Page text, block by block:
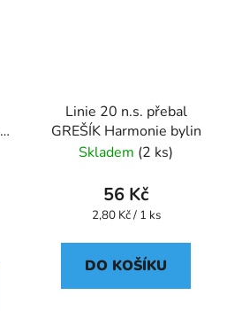
Linie 20 n.s. přebal
GREŠÍK Harmonie bylin
Skladem (2 ks)
56 Kč
Měrná
2,80 Kč / 1 ks
DO KOŠÍKU